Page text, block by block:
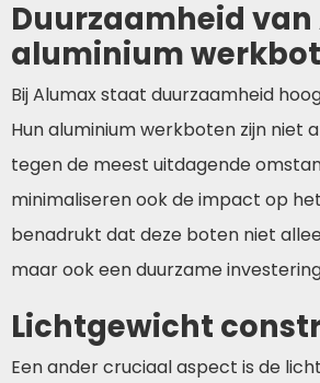
Duurzaamheid
aluminium
Bij Alumax staat duurzaamheid
Hun aluminium werkboten zijn niet
tegen de meest uitdagende
minimaliseren ook de impact op het
benadrukt dat deze boten niet
maar ook een duurzame
Lichtgewicht
Een ander cruciaal aspect is de